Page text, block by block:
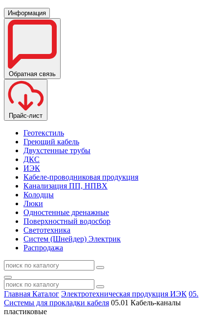
Информация
Обратная связь
Прайс-лист
Геотекстиль
Греющий кабель
Двухстенные трубы
ДКС
ИЭК
Кабеле-проводниковая продукция
Канализация ПП, НПВХ
Колодцы
Люки
Одностенные дренажные
Поверхностный водосбор
Светотехника
Систем (Шнейдер) Электрик
Распродажа
Главная Каталог Электротехническая продукция ИЭК 05.
Системы для прокладки кабеля 05.01 Кабель-каналы
пластиковые